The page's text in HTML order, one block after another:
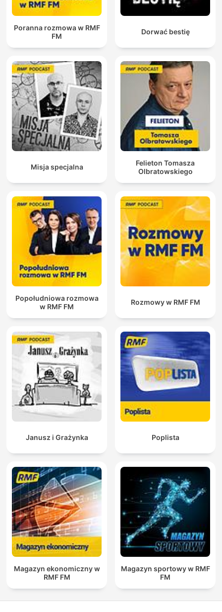
Poranna rozmowa w RMF
FM
Dorwać bestię
Misja specjalna
Felieton Tomasza
Olbratowskiego
Popołudniowa rozmowa
w RMF FM
Rozmowy w RMF FM
Janusz i Grażynka Poplista
Magazyn ekonomiczny w
RMF FM
Magazyn sportowy w RMF
FM